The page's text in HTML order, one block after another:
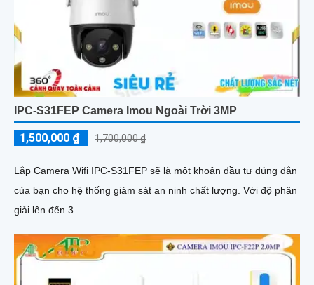
IPC-S31FEP Camera Imou Ngoài Trời 3MP
1,500,000 ₫ 1,700,000 ₫
Lắp Camera Wifi IPC-S31FEP sẽ là một khoản đầu tư đúng đắn
của bạn cho hệ thống giám sát an ninh chất lượng. Với độ phân
giải lên đến 3